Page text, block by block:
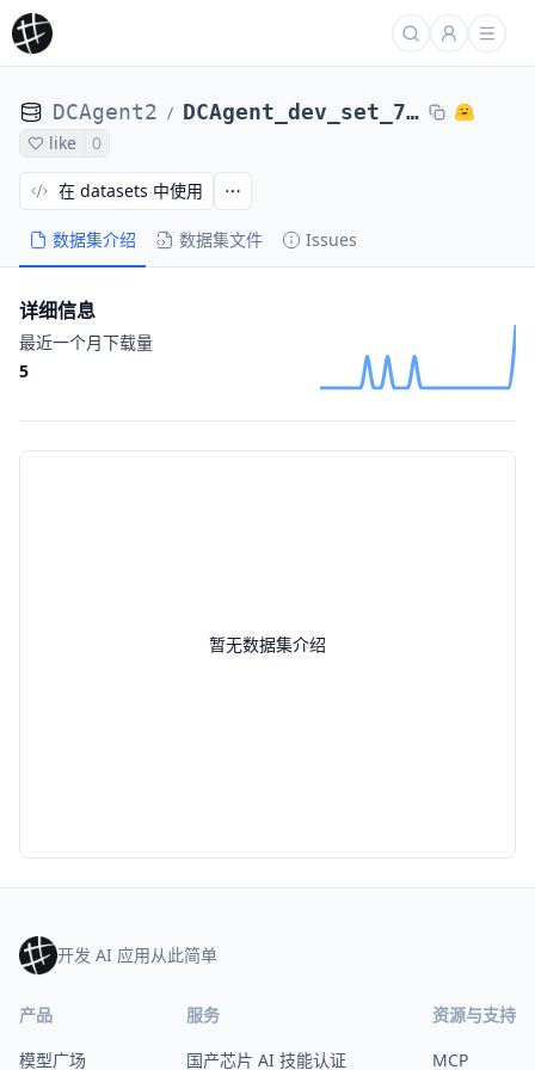
DCAgent2 / DCAgent_dev_set_71_tasks_DCAgent_nl2bash-nl2bash-bugsseq_Qwen3-8B-maxEps24-11295a4a2032
like 0
数据集介绍 数据集文件 Issues
在 datasets 中使用
暂无数据集介绍
详细信息
最近一个月下载量
5
开发 AI 应用从此简单
产品
模型广场
服务
国产芯片 AI 技能认证
资源与支持
MCP